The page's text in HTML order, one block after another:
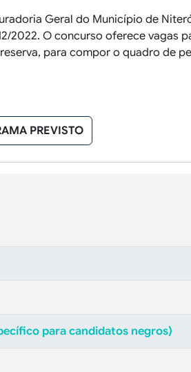
Geral do Município de
2022. O concurso oferece vagas
para compor o quadro de
PREVISTO
para candidatos negros)